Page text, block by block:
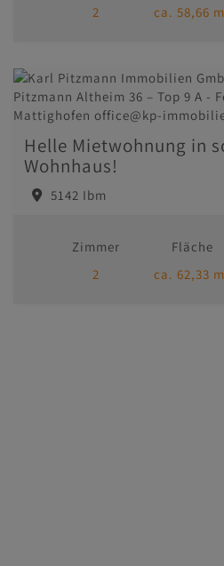
2
ca. 58,66 m
Helle Mietwohnung in
Wohnhaus!
5142 Ibm
Zimmer
2
Fläche
ca. 62,33 m